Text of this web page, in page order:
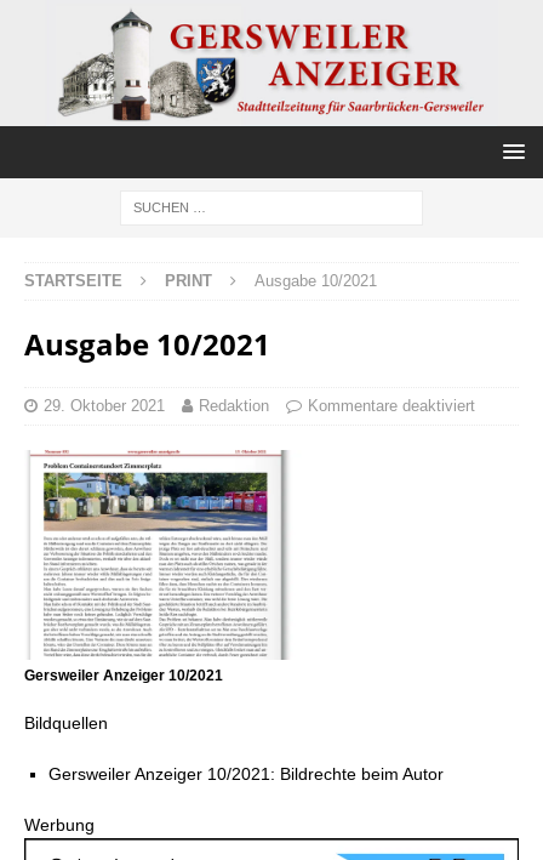
STARTSEITE PRINT Ausgabe 10/2021
Ausgabe 10/2021
29. Oktober 2021 Redaktion Kommentare deaktiviert
Gersweiler Anzeiger 10/2021
Bildquellen
Gersweiler Anzeiger 10/2021: Bildrechte beim Autor
Werbung